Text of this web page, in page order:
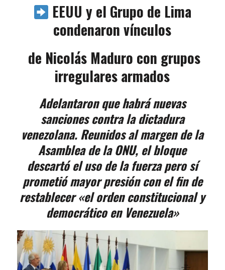
EEUU y el Grupo de Lima
condenaron vínculos
de Nicolás Maduro con grupos
irregulares armados
Adelantaron que habrá nuevas
sanciones contra la dictadura
venezolana. Reunidos al margen de la
Asamblea de la ONU, el bloque
descartó el uso de la fuerza pero sí
prometió mayor presión con el fin de
restablecer «el orden constitucional y
democrático en Venezuela»